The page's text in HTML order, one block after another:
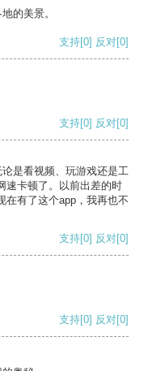
的美景。
支持[0] 反对[0]
支持[0] 反对[0]
是看视频、玩游戏还是工
速卡顿了。以前出差的时
在有了这个app，我再也不
支持[0] 反对[0]
支持[0] 反对[0]